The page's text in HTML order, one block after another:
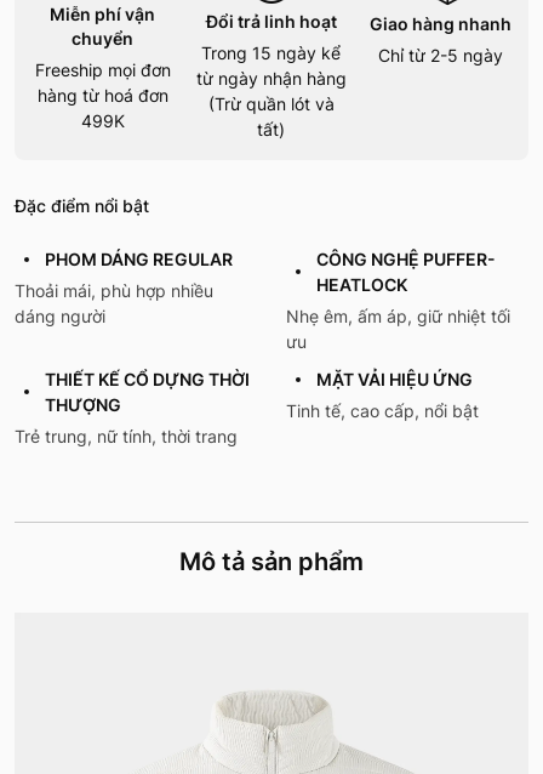
Miễn phí vận
chuyển
Freeship mọi đơn
hàng từ hoá đơn
499K
Đổi trả linh hoạt
Trong 15 ngày kể
từ ngày nhận hàng
(Trừ quần lót và
tất)
Giao hàng nhanh
Chỉ từ 2-5 ngày
Đặc điểm nổi bật
PHOM DÁNG REGULAR
Thoải mái, phù hợp nhiều
dáng người
CÔNG NGHỆ PUFFER-
HEATLOCK
Nhẹ êm, ấm áp, giữ nhiệt tối
ưu
THIẾT KẾ CỔ DỰNG THỜI
THƯỢNG
Trẻ trung, nữ tính, thời trang
MẶT VẢI HIỆU ỨNG
Tinh tế, cao cấp, nổi bật
Mô tả sản phẩm